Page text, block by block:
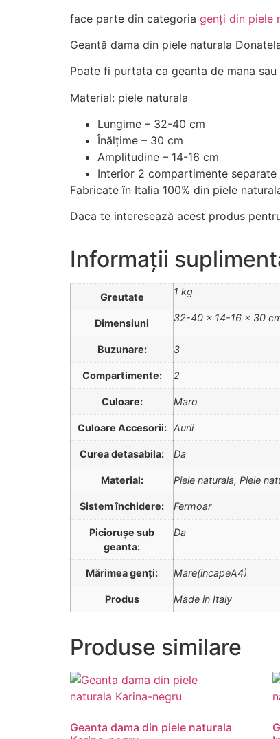
face parte din categoria genți din piele
Geantă dama din piele naturala
Poate fi purtata ca geanta de mana sau
Material: piele naturala
Lungime – 32-40 cm
Înălțime – 30 cm
Amplitudine – 14-16 cm
Interior 2 compartimente
Fabricate în Italia 100% din piele
Daca te interesează acest produs
Informații
Greutate 1 kg
Dimensiuni 32-40 × 14-16 × 30
Buzunare: 3
Compartimente: 2
Culoare: Maro
Culoare Accesorii: Aurii
Curea detasabila: Da
Material: Piele naturala, Piele
Sistem închidere: Fermoar
Piciorușe sub
geanta:
Da
Mărimea genți: Mare(incapeA4)
Produs Made in Italy
Produse similare
Geanta dama din piele naturala